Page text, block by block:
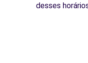
desses